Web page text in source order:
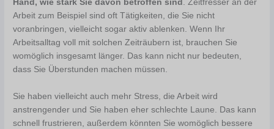
Hand, wie stark Sie davon betroffen sind . Zeitfresser an der
Arbeit zum Beispiel sind oft Tätigkeiten, die Sie nicht
voranbringen, vielleicht sogar aktiv ablenken. Wenn Ihr
Arbeitsalltag voll mit solchen Zeiträubern ist, brauchen Sie
womöglich insgesamt länger. Das kann nicht nur bedeuten,
dass Sie Überstunden machen müssen.
Sie haben vielleicht auch mehr Stress, die Arbeit wird
anstrengender und Sie haben eher schlechte Laune. Das kann
schnell frustrieren, außerdem könnten Sie womöglich bessere